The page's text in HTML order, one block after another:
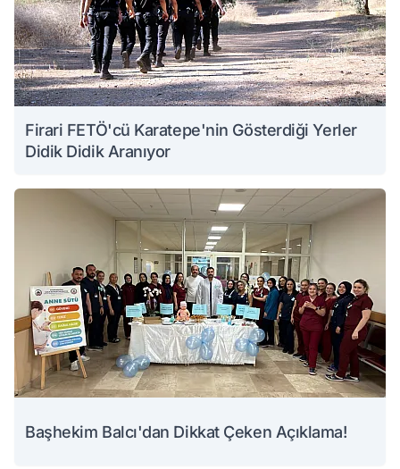
Firari FETÖ'cü Karatepe'nin Gösterdiği Yerler
Didik Didik Aranıyor
Başhekim Balcı'dan Dikkat Çeken Açıklama!